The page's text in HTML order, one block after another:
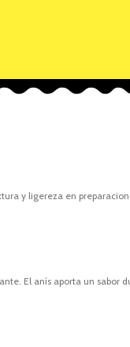
y ligereza en
El anís aporta un sabor